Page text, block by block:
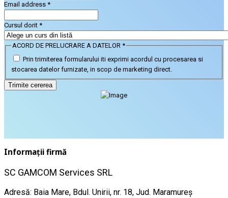
Email address *
Cursul dorit *
ACORD DE PRELUCRARE A DATELOR *
Prin trimiterea formularului iti exprimi acordul cu procesarea si
stocarea datelor furnizate, in scop de marketing direct.
Trimite cererea
Informații firmă
SC GAMCOM Services SRL
Adresă: Baia Mare, Bdul. Unirii, nr. 18, Jud. Maramureş